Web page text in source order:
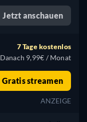
Jetzt anschauen
7 Tage kostenlos
Danach 9,99€ / Monat
Gratis streamen
ANZEIGE